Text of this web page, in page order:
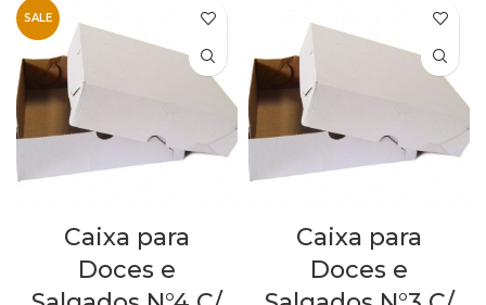
SALE
Caixa para
Doces e
Caixa para
Doces e